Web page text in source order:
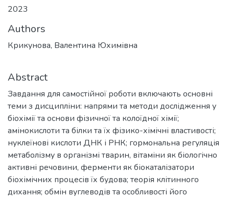
2023
Authors
Крикунова, Валентина Юхимівна
Abstract
Завдання для самостійної роботи включають основні
теми з дисципліни: напрями та методи дослідження у
біохімії та основи фізичної та колоїдної хімії;
амінокислоти та білки та їх фізико-хімічні властивості;
нуклеїнові кислоти ДНК і РНК; гормональна регуляція
метаболізму в організмі тварин, вітаміни як біологічно
активні речовини, ферменти як біокаталізатори
біохімічних процесів їх будова; теорія клітинного
дихання; обмін вуглеводів та особливості його